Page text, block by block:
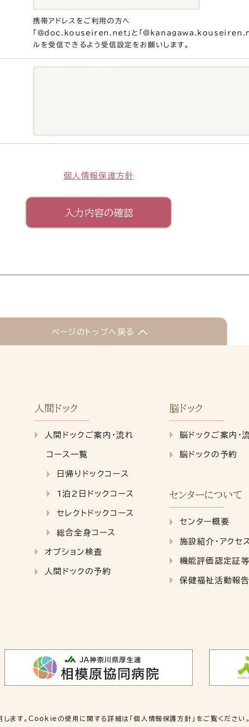
ます。Cookieの使用に関する詳細は「個人情報保護方針 」をご覧ください。
携帯アドレスをご利用の方へ
「@doc.kouseiren.net」と「@kanagawa.kouseiren.net
ルを受信できるよう受信設定をお願いします。
個人情報保護方針
ページのトップへ戻る
人間ドック
人間ドックご案内・流れ
コース一覧
日帰りドックコース
1泊2日ドックコース
セレクトドックコース
総合全身コース
オプション検査
人間ドックの予約
脳ドック
脳ドックご案内・
脳ドックの予約
センターについて
センター概要
施設紹介・アクセス
機能評価認定証等
保健福祉活動報
© 2023 JA神奈川県厚生連